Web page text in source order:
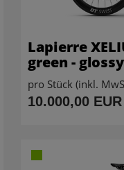
Lapierre
green -
pro Stück (inkl.
10.000,00 EUR